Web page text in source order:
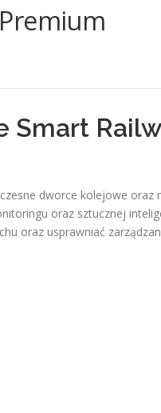
Smart
dworce kolejowe
oraz sztucznej
oraz usprawniać